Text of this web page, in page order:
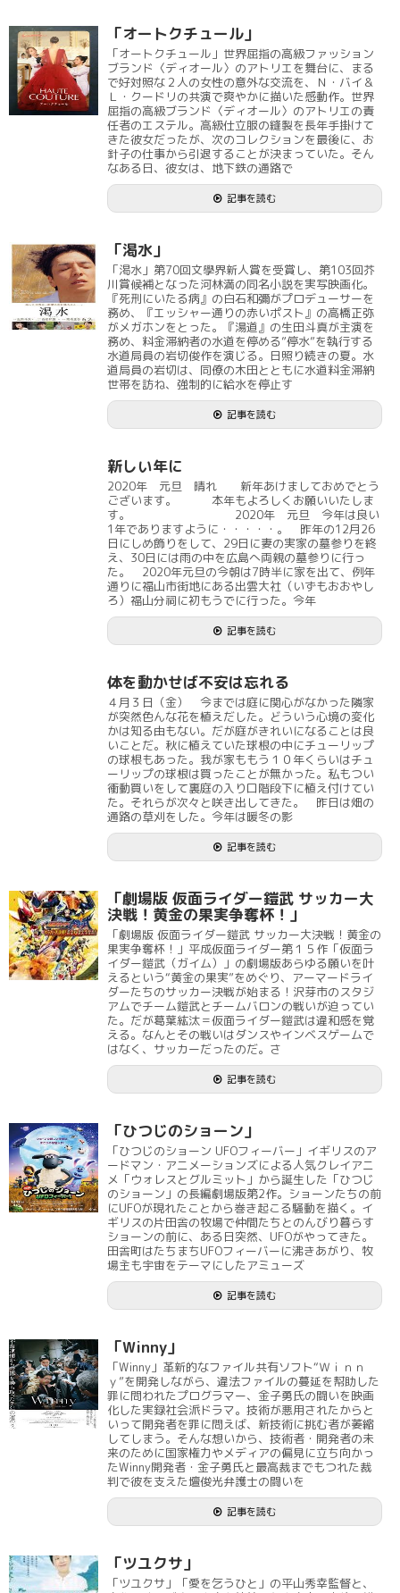
「オートクチュール」
「オートクチュール」世界屈指の高級ファッション
ブランド〈ディオール〉のアトリエを舞台に、まる
で好対照な２人の女性の意外な交流を、Ｎ・バイ＆
Ｌ・クードリの共演で爽やかに描いた感動作。世界
屈指の高級ブランド〈ディオール〉のアトリエの責
任者のエステル。高級仕立服の縫製を長年手掛けて
きた彼女だったが、次のコレクションを最後に、お
針子の仕事から引退することが決まっていた。そん
なある日、彼女は、地下鉄の通路で
記事を読む
「渇水」
「渇水」第70回文學界新人賞を受賞し、第103回芥
川賞候補となった河林満の同名小説を実写映画化。
『死刑にいたる病』の白石和彌がプロデューサーを
務め、『エッシャー通りの赤いポスト』の高橋正弥
がメガホンをとった。『湯道』の生田斗真が主演を
務め、料金滞納者の水道を停める”停水”を執行する
水道局員の岩切俊作を演じる。日照り続きの夏。水
道局員の岩切は、同僚の木田とともに水道料金滞納
世帯を訪ね、強制的に給水を停止す
記事を読む
新しい年に
2020年 元旦 晴れ 新年あけましておめでとう
ございます。 本年もよろしくお願いいたしま
す。 2020年 元旦 今年は良い
1年でありますように・・・・・。 昨年の12月26
日にしめ飾りをして、29日に妻の実家の墓参りを終
え、30日には雨の中を広島へ両親の墓参りに行っ
た。 2020年元旦の今朝は7時半に家を出て、例年
通りに福山市街地にある出雲大社（いずもおおやし
ろ）福山分祠に初もうでに行った。今年
記事を読む
体を動かせば不安は忘れる
４月３日（金） 今までは庭に関心がなかった隣家
が突然色んな花を植えだした。どういう心境の変化
かは知る由もない。だが庭がきれいになることは良
いことだ。秋に植えていた球根の中にチューリップ
の球根もあった。我が家ももう１０年くらいはチュ
ーリップの球根は買ったことが無かった。私もつい
衝動買いをして裏庭の入り口階段下に植え付けてい
た。それらが次々と咲き出してきた。 昨日は畑の
通路の草刈をした。今年は暖冬の影
記事を読む
「劇場版 仮面ライダー鎧武 サッカー大
決戦！黄金の果実争奪杯！」
「劇場版 仮面ライダー鎧武 サッカー大決戦！黄金の
果実争奪杯！」平成仮面ライダー第１５作「仮面ラ
イダー鎧武（ガイム）」の劇場版あらゆる願いを叶
えるという“黄金の果実”をめぐり、アーマードライ
ダーたちのサッカー決戦が始まる！沢芽市のスタジ
アムでチーム鎧武とチームバロンの戦いが迫ってい
た。だが葛葉紘汰＝仮面ライダー鎧武は違和感を覚
える。なんとその戦いはダンスやインベスゲームで
はなく、サッカーだったのだ。さ
記事を読む
「ひつじのショーン」
「ひつじのショーン UFOフィーバー」イギリスのア
ードマン・アニメーションズによる人気クレイアニ
メ「ウォレスとグルミット」から誕生した「ひつじ
のショーン」の長編劇場版第2作。ショーンたちの前
にUFOが現れたことから巻き起こる騒動を描く。イ
ギリスの片田舎の牧場で仲間たちとのんびり暮らす
ショーンの前に、ある日突然、UFOがやってきた。
田舎町はたちまちUFOフィーバーに沸きあがり、牧
場主も宇宙をテーマにしたアミューズ
記事を読む
「Winny」
「Winny」革新的なファイル共有ソフト“Ｗｉｎｎ
ｙ”を開発しながら、違法ファイルの蔓延を幇助した
罪に問われたプログラマー、金子勇氏の闘いを映画
化した実録社会派ドラマ。技術が悪用されたからと
いって開発者を罪に問えば、新技術に挑む者が萎縮
してしまう。そんな想いから、技術者・開発者の未
来のために国家権力やメディアの偏見に立ち向かっ
たWinny開発者・金子勇氏と最高裁までもつれた裁
判で彼を支えた壇俊光弁護士の闘いを
記事を読む
「ツユクサ」
「ツユクサ」「愛を乞うひと」の平山秀幸監督と、